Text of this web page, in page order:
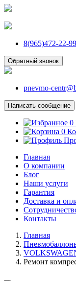
8(965)472-22-99
Обратный звонок
pnevmo-
Написать сообщение
0
0
Главная
О компании
Блог
Наши услуги
Гарантия
Доставка и
Контакты
Главная
Ремонт